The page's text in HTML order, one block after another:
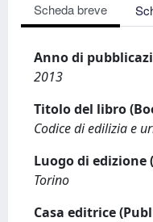
Scheda breve
Anno di
2013
Titolo del libro
Codice di edilizia e
Luogo di edizione
Torino
Casa editrice